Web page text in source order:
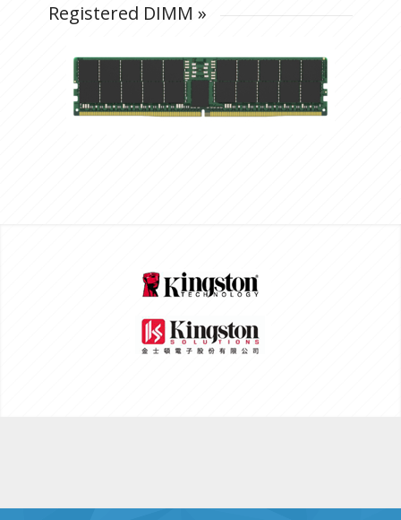
Registered DIMM »